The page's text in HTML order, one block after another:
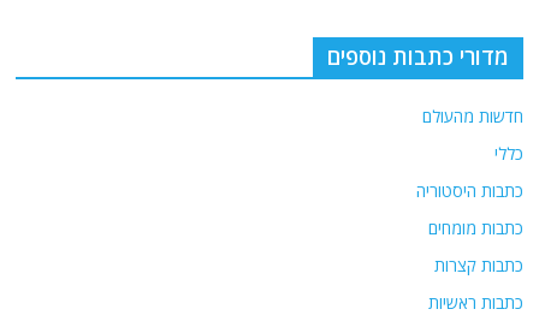
מדורי כתבות נוספים
חדשות מהעולם
כללי
כתבות היסטוריה
כתבות מומחים
כתבות קצרות
כתבות ראשיות